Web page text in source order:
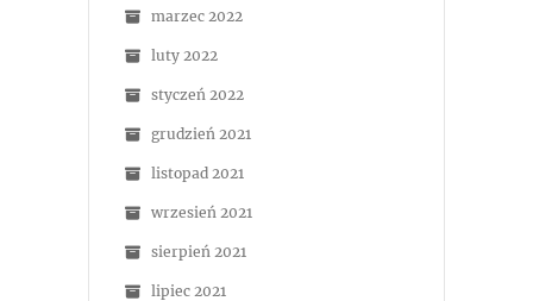
marzec 2022
luty 2022
styczeń 2022
grudzień 2021
listopad 2021
wrzesień 2021
sierpień 2021
lipiec 2021